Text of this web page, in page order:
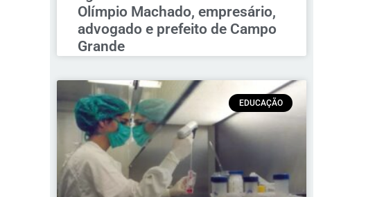
Olímpio Machado, empresário,
advogado e prefeito de Campo
Grande
EDUCAÇÃO